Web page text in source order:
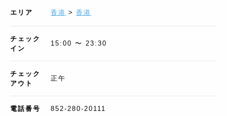
エリア 香港 > 香港
チェック
イン
15:00 〜 23:30
チェック
アウト
正午
電話番号 852-280-20111